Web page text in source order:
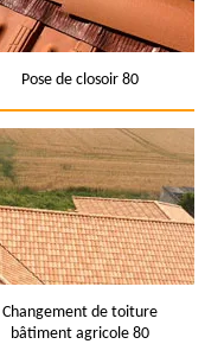
Pose de closoir 80
Changement de toiture
bâtiment agricole 80